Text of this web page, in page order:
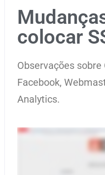
colocar
Observações
Facebook,
Analytics.